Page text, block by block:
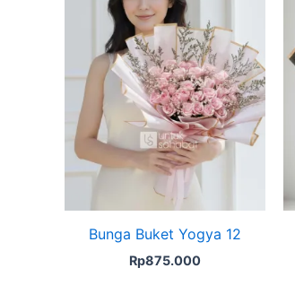
Bunga Buket Yogya 12
Rp875.000